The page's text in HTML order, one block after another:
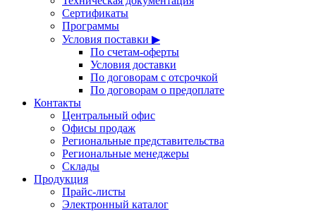
Сертификаты
Программы
Условия поставки ▶
По счетам-оферты
Условия доставки
По договорам с отсрочкой
По договорам о предоплате
Контакты
Центральный офис
Офисы продаж
Региональные представительства
Региональные менеджеры
Склады
Продукция
Прайс-листы
Электронный каталог